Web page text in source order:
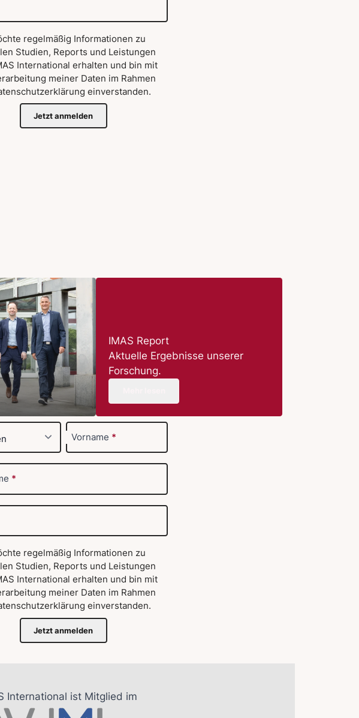
regelmäßig Informationen zu
Studien, Reports und Leistungen
International erhalten und bin mit
meiner Daten im Rahmen
einverstanden.
Jetzt anmelden
IMAS Report
Aktuelle Ergebnisse unserer
Forschung.
Vorname *
*
regelmäßig Informationen zu
Studien, Reports und Leistungen
International erhalten und bin mit
meiner Daten im Rahmen
einverstanden.
Jetzt anmelden
International ist Mitglied im